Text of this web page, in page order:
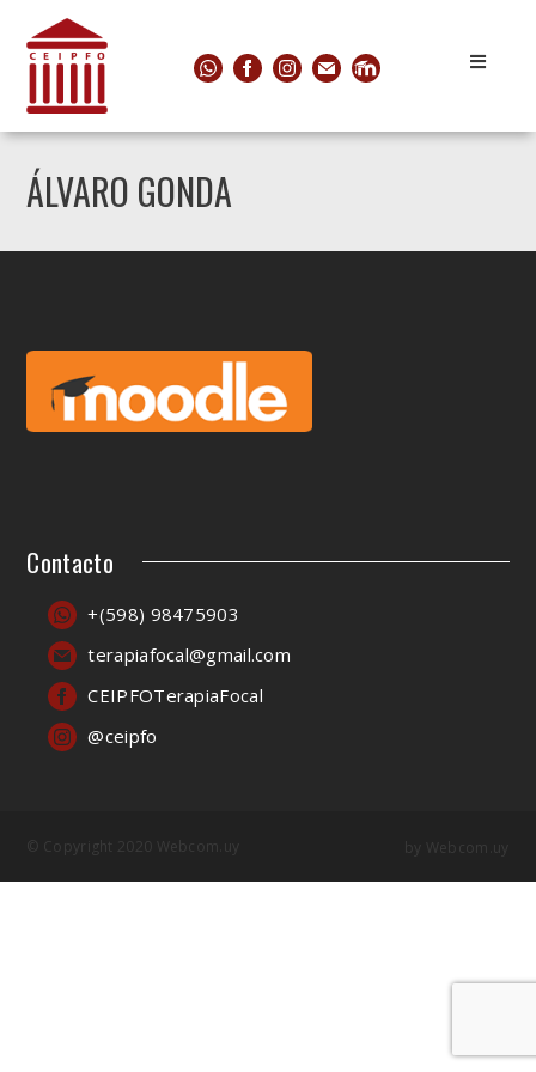
ÁLVARO GONDA
Contacto
+(598) 98475903
terapiafocal@gmail.com
CEIPFOTerapiaFocal
@ceipfo
© Copyright 2020 Webcom.uy by Webcom.uy